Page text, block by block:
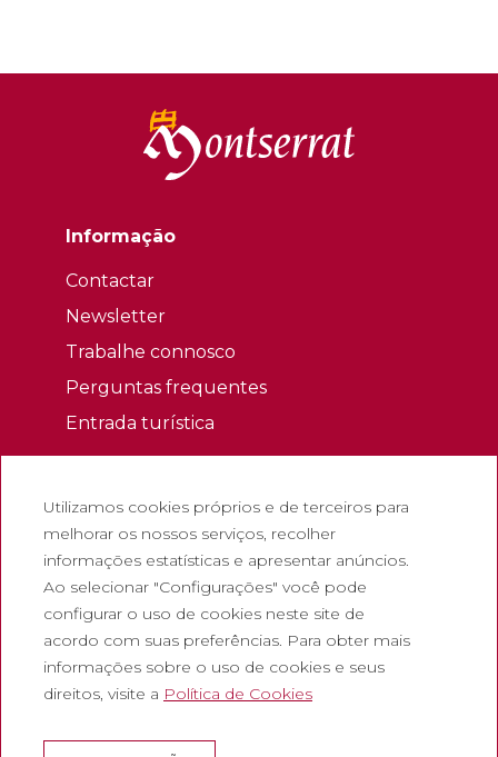
Informação
Contactar
Newsletter
Trabalhe connosco
Perguntas frequentes
Entrada turística
Política de privacidade
Política de redes sociais
Canal de denúncias
Empresas
Abadia de Montserrat
Utilizamos cookies próprios e de terceiros para
melhorar os nossos serviços, recolher
informações estatísticas e apresentar anúncios.
Ao selecionar "Configurações" você pode
configurar o uso de cookies neste site de
acordo com suas preferências. Para obter mais
informações sobre o uso de cookies e seus
direitos, visite a Política de Cookies